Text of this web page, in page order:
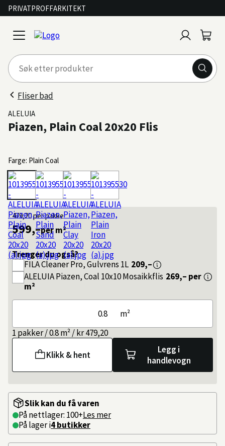
PRIVATPROFFARKITEKT
open
menu
inn
Fliser bad
ALELUIA
Piazen, Plain Coal 20x20 Flis
Farge: Plain Coal
479,20per pakke
599,–per m²
Trenger du også?
FILACleaner Pro, Gulvrens 1L 209,–
ALELUIAPiazen, Coal 10x10 Mosaikkflis 269,– per
m²
m²
1 pakker / 0.8 m² / kr 479,20
Klikk & hent
Legg i
handlevogn
Slik kan du få varen
På nettlager: 100+Les mer
På lager i4 butikker